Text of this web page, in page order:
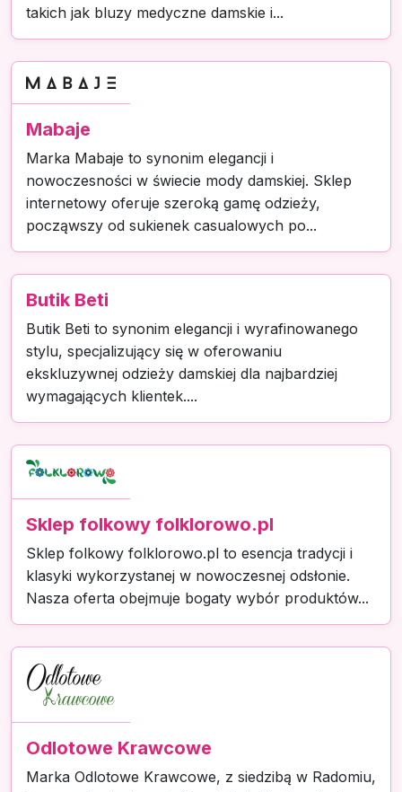
takich jak bluzy medyczne damskie i...
Mabaje
Marka Mabaje to synonim elegancji i
nowoczesności w świecie mody damskiej. Sklep
internetowy oferuje szeroką gamę odzieży,
począwszy od sukienek casualowych po...
Butik Beti
Butik Beti to synonim elegancji i wyrafinowanego
stylu, specjalizujący się w oferowaniu
ekskluzywnej odzieży damskiej dla najbardziej
wymagających klientek....
Sklep folkowy folklorowo.pl
Sklep folkowy folklorowo.pl to esencja tradycji i
klasyki wykorzystanej w nowoczesnej odsłonie.
Nasza oferta obejmuje bogaty wybór produktów...
Odlotowe Krawcowe
Marka Odlotowe Krawcowe, z siedzibą w Radomiu,